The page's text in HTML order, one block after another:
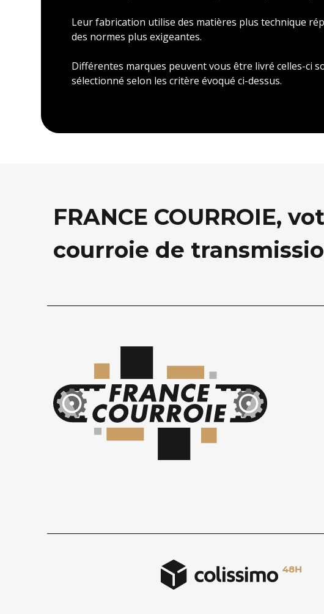
Leur fabrication utilise des matières plus technique
des normes plus exigeantes.
Différentes marques peuvent vous être livré celles-ci
sélectionné selon les critère évoqué ci-dessus.
FRANCE COURROIE,
courroie de